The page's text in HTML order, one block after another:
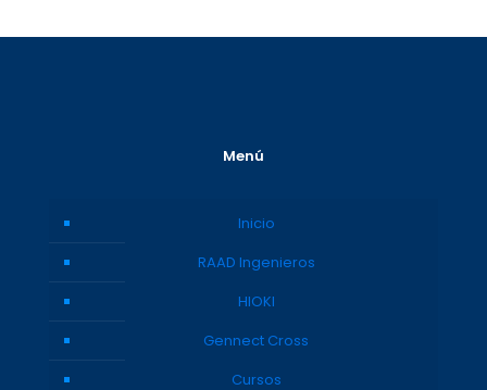
Menú
Inicio
RAAD Ingenieros
HIOKI
Gennect Cross
Cursos